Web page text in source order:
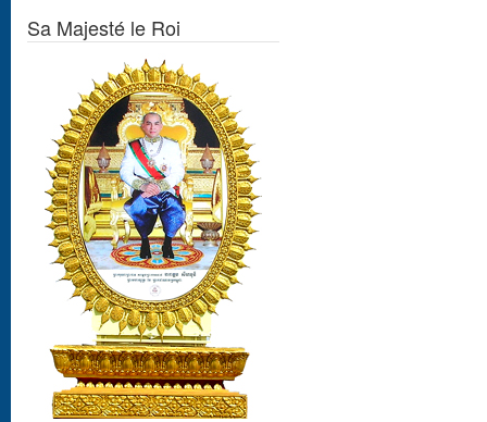
Sa Majesté le Roi